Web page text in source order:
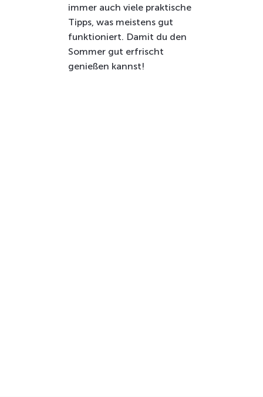
immer auch viele praktische
Tipps, was meistens gut
funktioniert. Damit du den
Sommer gut erfrischt
genießen kannst!